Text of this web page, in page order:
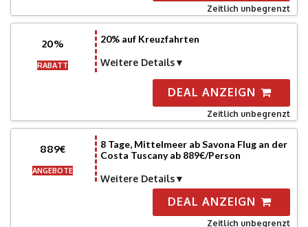
Zeitlich unbegrenzt
20%
RABATT
20% auf Kreuzfahrten
Weitere Details
DEAL ANZEIGN
Zeitlich unbegrenzt
889€
ANGEBOTE
8 Tage, Mittelmeer ab Savona Flug an der
Costa Tuscany ab 889€/Person
Weitere Details
DEAL ANZEIGN
Zeitlich unbegrenzt